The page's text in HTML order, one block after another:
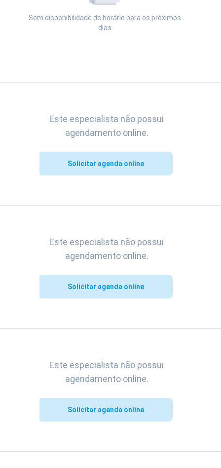
Sem disponibilidade de horário para os próximos
dias
Este especialista não possui
agendamento online.
Solicitar agenda online
Este especialista não possui
agendamento online.
Solicitar agenda online
Este especialista não possui
agendamento online.
Solicitar agenda online